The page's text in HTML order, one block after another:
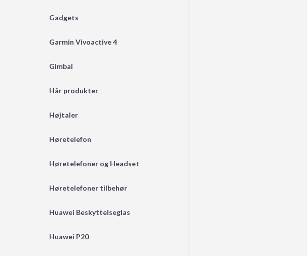
Gadgets
Garmin Vivoactive 4
Gimbal
Hår produkter
Højtaler
Høretelefon
Høretelefoner og Headset
Høretelefoner tilbehør
Huawei Beskyttelseglas
Huawei P20